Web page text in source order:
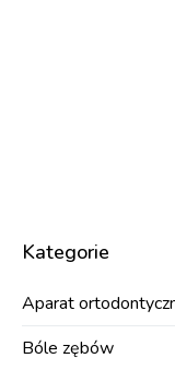
Kategorie
Aparat
Bóle zębów